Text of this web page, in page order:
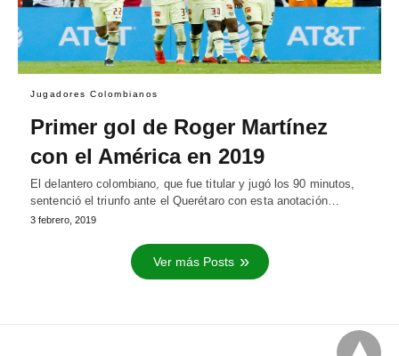
Jugadores Colombianos
Primer gol de Roger Martínez
con el América en 2019
El delantero colombiano, que fue titular y jugó los 90 minutos,
sentenció el triunfo ante el Querétaro con esta anotación…
3 febrero, 2019
Ver más Posts